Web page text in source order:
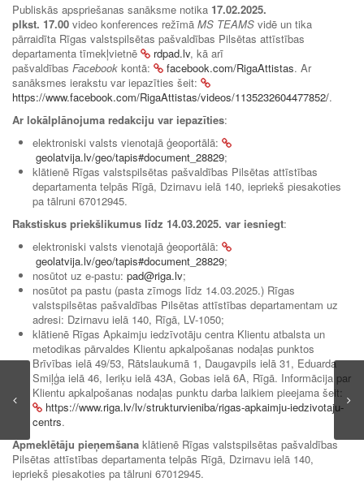
Publiskās apspriešanas sanāksme notika 17.02.2025.
plkst. 17.00 video konferences režīmā MS TEAMS vidē un tika
pārraidīta Rīgas valstspilsētas pašvaldības Pilsētas attīstības
departamenta tīmekļvietnē
rdpad.lv, kā arī
pašvaldības Facebook kontā: facebook.com/RigaAttistas. Ar
sanāksmes ierakstu var iepazīties šeit:
https://www.facebook.com/RigaAttistas/videos/1135232604477852/.
Ar lokālplānojuma redakciju var iepazīties:
elektroniski valsts vienotajā ģeoportālā:
geolatvija.lv/geo/tapis#document_28829;
klātienē Rīgas valstspilsētas pašvaldības Pilsētas attīstības
departamenta telpās Rīgā, Dzirnavu ielā 140, iepriekš piesakoties
pa tālruni 67012945.
Rakstiskus priekšlikumus līdz 14.03.2025. var iesniegt:
elektroniski valsts vienotajā ģeoportālā:
geolatvija.lv/geo/tapis#document_28829;
nosūtot uz e-pastu: pad@riga.lv;
nosūtot pa pastu (pasta zīmogs līdz 14.03.2025.) Rīgas
valstspilsētas pašvaldības Pilsētas attīstības departamentam uz
adresi: Dzirnavu ielā 140, Rīgā, LV-1050;
klātienē Rīgas Apkaimju iedzīvotāju centra Klientu atbalsta un
metodikas pārvaldes Klientu apkalpošanas nodaļas punktos
Brīvības ielā 49/53, Rātslaukumā 1, Daugavpils ielā 31, Eduarda
Smiļģa ielā 46, Ieriķu ielā 43A, Gobas ielā 6A, Rīgā. Informācija par
Klientu apkalpošanas nodaļas punktu darba laikiem pieejama šeit:
https://www.riga.lv/lv/strukturvieniba/rigas-apkaimju-iedzivotaju-
centrs.
Apmeklētāju pieņemšana klātienē Rīgas valstspilsētas pašvaldības
Pilsētas attīstības departamenta telpās Rīgā, Dzirnavu ielā 140,
iepriekš piesakoties pa tālruni 67012945.